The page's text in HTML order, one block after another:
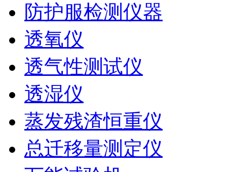
防护服检测仪器
透氧仪
透气性测试仪
透湿仪
蒸发残渣恒重仪
总迁移量测定仪